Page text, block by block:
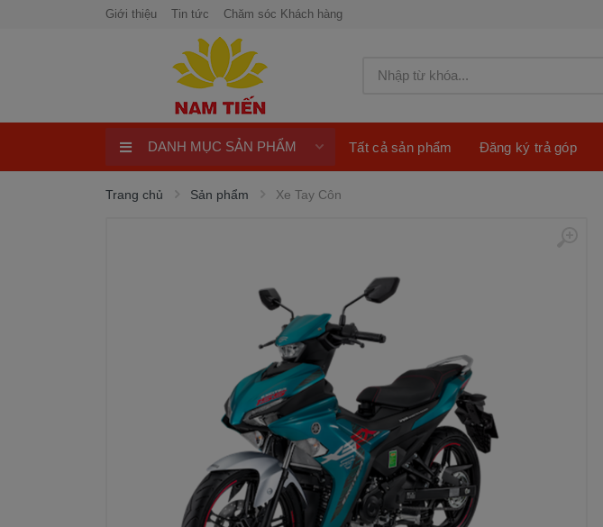
Giới thiệu Tin tức Chăm sóc Khách hàng
Xe Tay Côn
Quay số trúng thưởng 100%
DANH MỤC SẢN PHẨM Tất cả sản phẩm Đăng ký trả góp
Trang chủ Sản phẩm Xe Tay Côn